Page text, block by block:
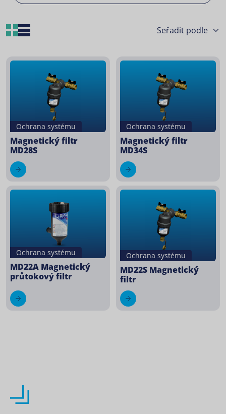
Grid Layout
Ochrana systému
Magnetický filtr
MD28S
Ochrana systému
Magnetický filtr
MD34S
Ochrana systému
MD22A Magnetický
průtokový filtr
Ochrana systému
MD22S Magnetický
filtr